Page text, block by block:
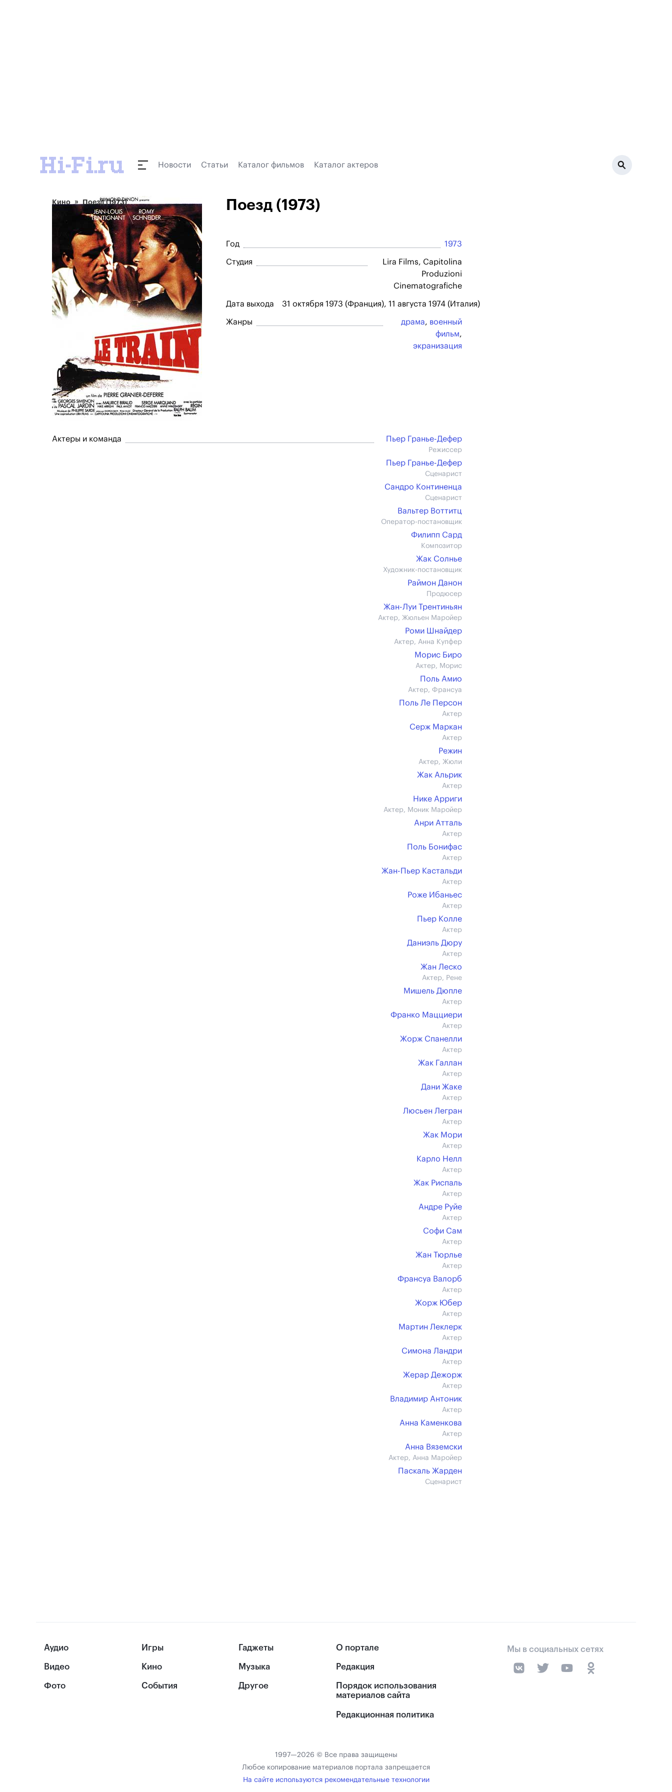
Новости Статьи Каталог фильмов Каталог актеров
Кино Поезд (1973) Поезд (1973)
Год 1973
Студия
Lira Films, Capitolina
Produzioni
Cinematografiche
Дата выхода 31 октября 1973 (Франция), 11 августа 1974 (Италия)
Жанры драма, военный
фильм,
экранизация
Актеры и команда Пьер Гранье-Дефер
Режиссер
Пьер Гранье-Дефер
Сценарист
Сандро Континенца
Сценарист
Вальтер Воттитц
Оператор-постановщик
Филипп Сард
Композитор
Жак Солнье
Художник-постановщик
Раймон Данон
Продюсер
Жан-Луи Трентиньян
Актер, Жюльен Маройер
Роми Шнайдер
Актер, Анна Купфер
Морис Биро
Актер, Морис
Поль Амио
Актер, Франсуа
Поль Ле Персон
Актер
Серж Маркан
Актер
Режин
Актер, Жюли
Жак Альрик
Актер
Нике Арриги
Актер, Моник Маройер
Анри Атталь
Актер
Поль Бонифас
Актер
Жан-Пьер Кастальди
Актер
Роже Ибаньес
Актер
Пьер Колле
Актер
Даниэль Дюру
Актер
Жан Леско
Актер, Рене
Мишель Дюпле
Актер
Франко Мацциери
Актер
Жорж Спанелли
Актер
Жак Галлан
Актер
Дани Жаке
Актер
Люсьен Легран
Актер
Жак Мори
Актер
Карло Нелл
Актер
Жак Риспаль
Актер
Андре Руйе
Актер
Софи Сам
Актер
Жан Тюрлье
Актер
Франсуа Валорб
Актер
Жорж Юбер
Актер
Мартин Леклерк
Актер
Симона Ландри
Актер
Жерар Дежорж
Актер
Владимир Антоник
Актер
Анна Каменкова
Актер
Анна Вяземски
Актер, Анна Маройер
Паскаль Жарден
Сценарист
Аудио
Видео
Фото
Игры
Кино
События
Гаджеты
Музыка
Другое
О портале
Редакция
Порядок использования
материалов сайта
Редакционная политика
Мы в социальных сетях
1997—2026 © Все права защищены
Любое копирование материалов портала запрещается
На сайте используются рекомендательные технологии